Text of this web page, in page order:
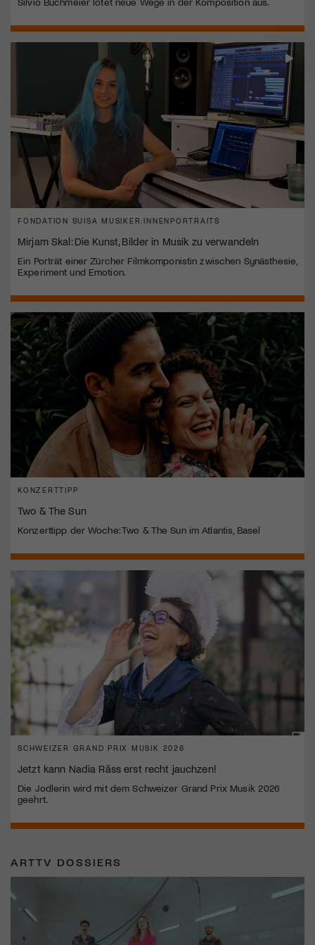
FONDATION SUISA MUSIKER:INNENPORTRAITS
Mirjam Skal: Die Kunst, Bilder in Musik zu verwandeln
Ein Porträt einer Zürcher Filmkomponistin zwischen Synästhesie,
Experiment und Emotion.
KONZERTTIPP
Two & The Sun
Konzerttipp der Woche: Two & The Sun im Atlantis, Basel
SCHWEIZER GRAND PRIX MUSIK 2026
Jetzt kann Nadia Räss erst recht jauchzen!
Die Jodlerin wird mit dem Schweizer Grand Prix Musik 2026
geehrt.
ARTTV DOSSIERS